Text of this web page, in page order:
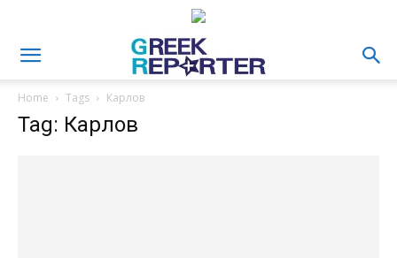
Home Tags Карлов
Tag: Карлов